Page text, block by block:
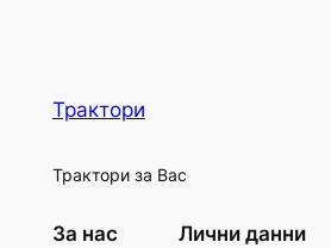
Трактори
Трактори за Вас
За нас Лични данни